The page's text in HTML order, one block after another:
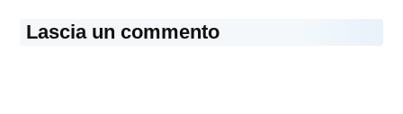
Lascia un commento